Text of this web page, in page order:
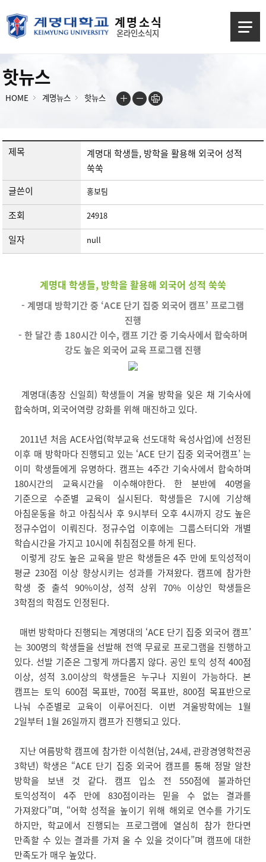
계 명 소 식
온라인소식지
핫뉴스
HOME 계명뉴스 핫뉴스
제목
계명대 학생들, 방학을 활용해 외국어 성적
쑥쑥
글쓴이
홍보팀
조회 24918
일자 null
계명대 학생들, 방학을 활용해 외국어 성적 쑥쑥
- 계명대 방학기간 중 ‘ACE 단기 집중 외국어 캠프’ 프로그램
진행
- 한 달간 총 180시간 이수, 캠프 기간 중 기숙사에서 합숙하며
강도 높은 외국어 교육 프로그램 진행
계명대(총장 신일희) 학생들이 겨울 방학을 잊은 채 기숙사에
합숙하며, 외국어역량 강화를 위해 매진하고 있다.
2011년 처음 ACE사업(학부교육 선도대학 육성사업)에 선정된
이후 매 방학마다 진행되고 있는 ‘ACE 단기 집중 외국어캠프’ 는
이미 학생들에게 유명하다. 캠프는 4주간 기숙사에서 합숙하며
180시간의 교육시간을 이수해야한다. 한 분반에 40명을
기준으로 수준별 교육이 실시된다. 학생들은 7시에 기상해
아침운동을 하고 아침식사 후 9시부터 오후 4시까지 강도 높은
정규수업이 이뤄진다. 정규수업 이후에는 그룹스터디와 개별
학습시간을 가지고 10시에 취침점오를 하게 된다.
이렇게 강도 높은 교육을 받은 학생들은 4주 만에 토익성적이
평균 230점 이상 향상시키는 성과를 가져왔다. 캠프에 참가한
학생 중 출석 90%이상, 성적 상위 70% 이상인 학생들은
3학점의 학점도 인정된다.
매번 방학마다 진행되는 계명대의 ‘ACE 단기 집중 외국어 캠프’
는 300명의 학생들을 선발해 전액 무료로 프로그램을 진행하고
있다. 선발 기준은 그렇게 까다롭지 않다. 공인 토익 성적 400점
이상, 성적 3.0이상의 학생들은 누구나 지원이 가능하다. 본
캠프는 토익 600점 목표반, 700점 목표반, 800점 목표반으로
나눠 수준별로 교육이 이루어진다. 이번 겨울방학에는 1월
2일부터 1월 26일까지 캠프가 진행되고 있다.
지난 여름방학 캠프에 참가한 이석현(남, 24세, 관광경영학전공
3학년) 학생은 “ACE 단기 집중 외국어 캠프를 통해 정말 알찬
방학을 보낸 것 같다. 캠프 입소 전 550점에 불과하던
토익성적이 4주 만에 830점이라는 믿을 수 없는 결과를
가져왔다”며, “어학 성적을 높이기 위해 해외로 연수를 가기도
하지만, 학교에서 진행되는 프로그램에 열심히 참가 한다면
만족할 수 있는 결과를 가져 올 수 있을 것이다”며 캠프에 대한
만족도가 매우 높았다.